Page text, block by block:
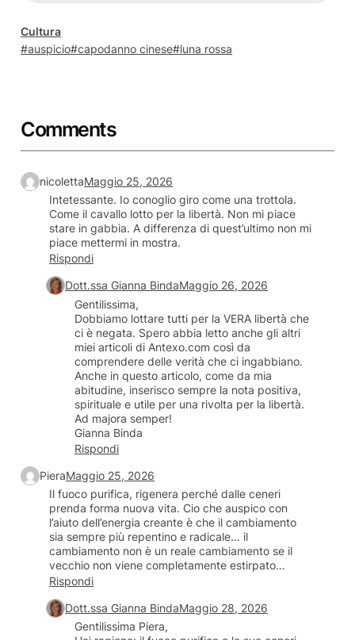
Cultura
auspicio capodanno cinese luna rossa
Comments
nicolettaMaggio 25, 2026
Intetessante. Io conoglio giro come una trottola.
Come il cavallo lotto per la libertà. Non mi piace
stare in gabbia. A differenza di quest’ultimo non mi
piace mettermi in mostra.
Rispondi
Dott.ssa Gianna BindaMaggio 26, 2026
Gentilissima,
Dobbiamo lottare tutti per la VERA libertà che
ci è negata. Spero abbia letto anche gli altri
miei articoli di Antexo.com così da
comprendere delle verità che ci ingabbiano.
Anche in questo articolo, come da mia
abitudine, inserisco sempre la nota positiva,
spirituale e utile per una rivolta per la libertà.
Ad majora semper!
Gianna Binda
Rispondi
PieraMaggio 25, 2026
Il fuoco purifica, rigenera perché dalle ceneri
prenda forma nuova vita. Cio che auspico con
l’aiuto dell’energia creante è che il cambiamento
sia sempre più repentino e radicale… il
cambiamento non è un reale cambiamento se il
vecchio non viene completamente estirpato…
Rispondi
Dott.ssa Gianna BindaMaggio 28, 2026
Gentilissima Piera,